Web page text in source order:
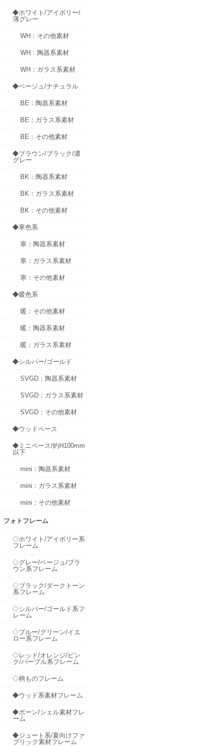
◆ホワイト/アイボリー/
薄グレー
WH：その他素材
WH：陶器系素材
WH：ガラス系素材
◆ベージュ/ナチュラル
BE：陶器系素材
BE：ガラス系素材
BE：その他素材
◆ブラウン/ブラック/濃
グレー
BK：陶器系素材
BK：ガラス系素材
BK：その他素材
◆寒色系
寒：陶器系素材
寒：ガラス系素材
寒：その他素材
◆暖色系
暖：その他素材
暖：陶器系素材
暖：ガラス系素材
◆シルバー/ゴールド
SVGD：陶器系素材
SVGD：ガラス系素材
SVGD：その他素材
◆ウッドベース
◆ミニベース/約H100mm
以下
mini：陶器系素材
mini：ガラス系素材
mini：その他素材
フォトフレーム
◇ホワイト/アイボリー系
フレーム
◇グレー/ベージュ/ブラ
ウン系フレーム
◇ブラック/ダークトーン
系フレーム
◇シルバー/ゴールド系フ
レーム
◇ブルー/グリーン/イエ
ロー系フレーム
◇レッド/オレンジ/ピン
ク/パープル系フレーム
◇柄ものフレーム
◆ウッド系素材フレーム
◆ボーン/シェル素材フレ
ーム
◆ジュート系/夏向けファ
ブリック素材フレーム